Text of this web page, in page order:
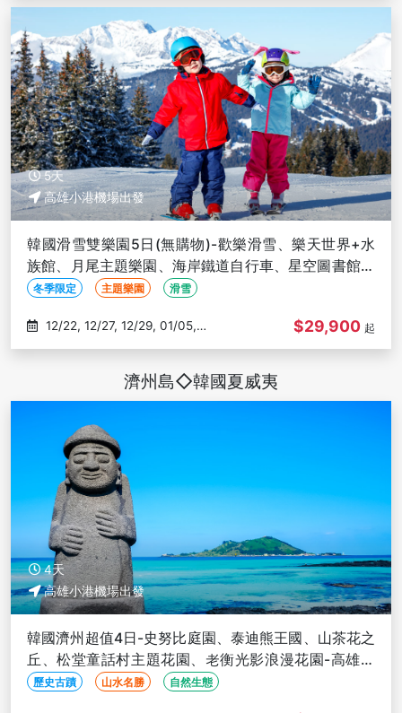
5天
高雄小港機場出發
韓國滑雪雙樂園5日(無購物)-歡樂滑雪、樂天世界+水
族館、月尾主題樂園、海岸鐵道自行車、星空圖書館、
恩平韓屋村-高雄出發
冬季限定 主題樂園 滑雪
01/09
$29,900 起
濟州島◇韓國夏威夷
4天
高雄小港機場出發
韓國濟州超值4日-史努比庭園、泰迪熊王國、山茶花之
丘、松堂童話村主題花園、老衡光影浪漫花園-高雄出
發歷史古蹟 山水名勝 自然生態